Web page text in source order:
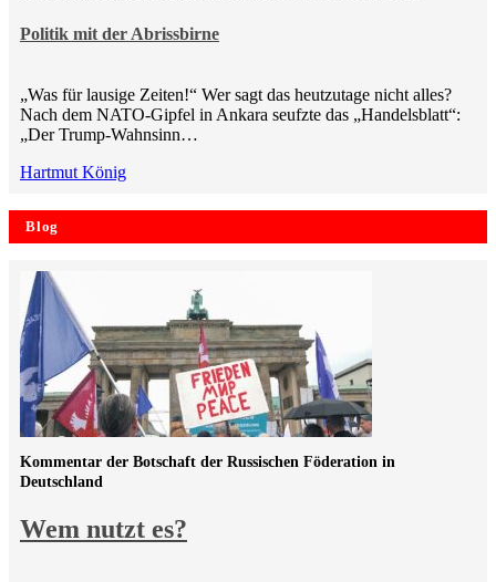
Politik mit der Abrissbirne
„Was für lausige Zeiten!“ Wer sagt das heutzutage nicht alles?
Nach dem NATO-Gipfel in Ankara seufzte das „Handelsblatt“:
„Der Trump-Wahnsinn…
Hartmut König
Blog
Wem nutzt es?
Kommentar der Botschaft der Russischen Föderation in
Deutschland